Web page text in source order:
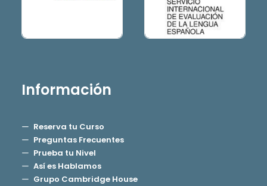
Información
Reserva tu Curso
Preguntas Frecuentes
Prueba tu Nivel
Así es Hablamos
Grupo Cambridge House